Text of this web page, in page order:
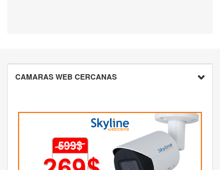
CAMARAS WEB CERCANAS